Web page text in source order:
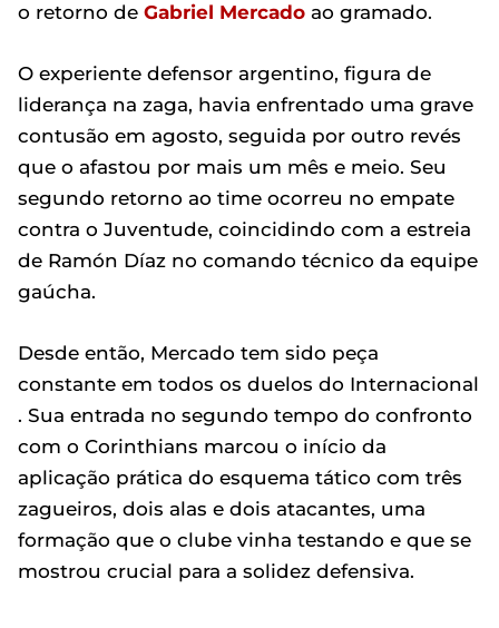
o retorno de Gabriel Mercado ao gramado.
O experiente defensor argentino, figura de
liderança na zaga, havia enfrentado uma grave
contusão em agosto, seguida por outro revés
que o afastou por mais um mês e meio. Seu
segundo retorno ao time ocorreu no empate
contra o Juventude, coincidindo com a estreia
de Ramón Díaz no comando técnico da equipe
gaúcha.
Desde então, Mercado tem sido peça
constante em todos os duelos do Internacional
. Sua entrada no segundo tempo do confronto
com o Corinthians marcou o início da
aplicação prática do esquema tático com três
zagueiros, dois alas e dois atacantes, uma
formação que o clube vinha testando e que se
mostrou crucial para a solidez defensiva.